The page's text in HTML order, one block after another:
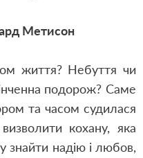
Метисон
життя? Небуття чи
подорож? Саме
та часом судилася
кохану, яка
знайти надію і любов,